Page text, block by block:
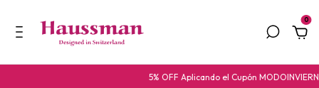
0
5% OFF Aplicando el Cupón MODOINVIERNO